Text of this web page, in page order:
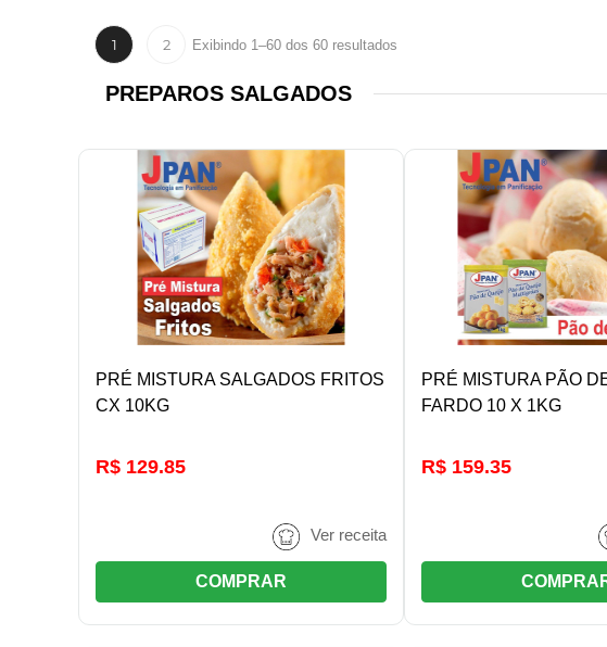
1 2 Exibindo 1–60 dos 60 resultados
PREPAROS SALGADOS
DETALHES/COMPRAR
PRÉ MISTURA SALGADOS FRITOS
CX 10KG
R$ 129.85
Ver receita
COMPRAR
DETALHES/
PRÉ MISTURA PÃO
FARDO 10 X 1KG
R$ 159.35